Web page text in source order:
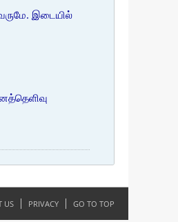
இடையில்
US PRIVACY GO TO TOP